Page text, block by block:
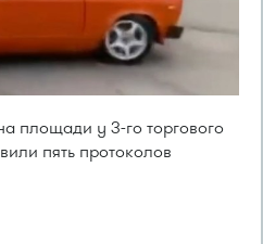
площади у 3-го торгового
пять протоколов